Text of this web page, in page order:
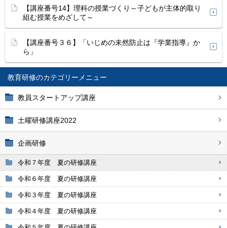
教育研修
教員スタートアップ講座
土曜研修講座2022
企画研修
令和７年度 夏の研修講座
令和６年度 夏の研修講座
令和３年度 夏の研修講座
令和４年度 夏の研修講座
【講座番号14】理科の授業づくり～子どもが主体的取り
組む授業をめざして～
【講座番号３６】「いじめの未然防止は『学業指導』か
ら」